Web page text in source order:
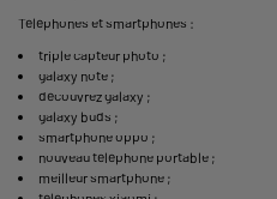
Téléphones et smartphones :
triple capteur photo ;
galaxy note ;
découvrez galaxy ;
galaxy buds ;
smartphone oppo ;
nouveau téléphone portable ;
meilleur smartphone ;